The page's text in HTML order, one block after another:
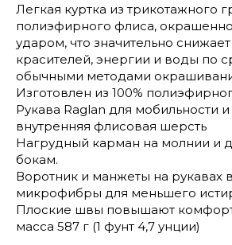
Легкая куртка из трикотажного
полиэфирного флиса,
ударом, что значительно
красителей, энергии и воды по
обычными методами
Изготовлен из 100%
Рукава Raglan для мобильности
внутренняя флисовая шерсть
Нагрудный карман на молнии и
бокам.
Воротник и манжеты на рукавах
микрофибры для меньшего
Плоские швы повышают
масса 587 г (1 фунт 4,7 унции)